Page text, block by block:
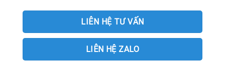
LIÊN HỆ TƯ VẤN
LIÊN HỆ ZALO